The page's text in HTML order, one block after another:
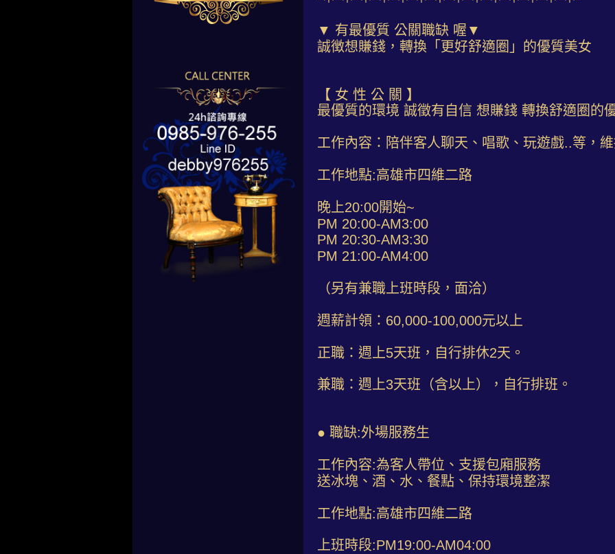
▼ 有最優質 公關職缺 喔▼
誠徴想賺錢，轉換「更好舒適圈」的優質美女
【 女 性 公 關 】
最優質的環境 誠徵有自信 想賺錢 轉換舒適圈的
工作內容：陪伴客人聊天、唱歌、玩遊戲..等，
工作地點:高雄市四維二路
晚上20:00開始~
PM 20:00-AM3:00
PM 20:30-AM3:30
PM 21:00-AM4:00
（另有兼職上班時段，面洽）
週薪計領：60,000-100,000元以上
正職：週上5天班，自行排休2天。
兼職：週上3天班（含以上），自行排班。
● 職缺:外場服務生
工作內容:為客人帶位、支援包廂服務
送冰塊、酒、水、餐點、保持環境整潔
工作地點:高雄市四維二路
上班時段:PM19:00-AM04:00